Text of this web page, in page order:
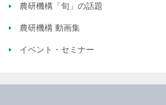
農研機構「旬」の話題
農研機構 動画集
イベント・セミナー